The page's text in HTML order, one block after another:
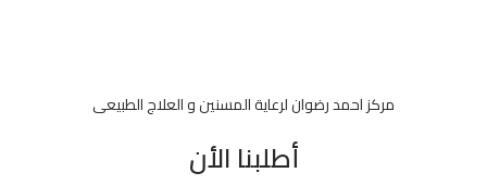
مركز احمد رضوان لرعاية المسنين و العلاج الطبيعى
أطلبنا الأن